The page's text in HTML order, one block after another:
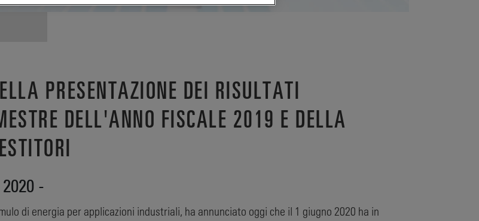
PRESENTAZIONE DEI RISULTATI
DELL'ANNO FISCALE 2019 E DELLA
-
di energia per applicazioni industriali, ha annunciato oggi che il 1 giugno 2020 ha in